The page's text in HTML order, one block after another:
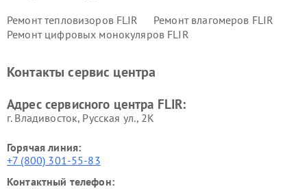
Ремонт тепловизоров FLIR
Ремонт влагомеров FLIR
Ремонт цифровых монокуляров FLIR
Контакты сервис центра
Адрес сервисного центра FLIR:
г. Владивосток, Русская ул., 2К
Горячая линия:
+7 (800) 301-55-83
Контактный телефон: